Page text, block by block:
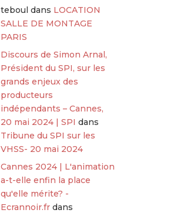
teboul dans LOCATION
SALLE DE MONTAGE
PARIS
Discours de Simon Arnal,
Président du SPI, sur les
grands enjeux des
producteurs
indépendants – Cannes,
20 mai 2024 | SPI dans
Tribune du SPI sur les
VHSS- 20 mai 2024
Cannes 2024 | L'animation
a-t-elle enfin la place
qu'elle mérite? -
Ecrannoir.fr dans